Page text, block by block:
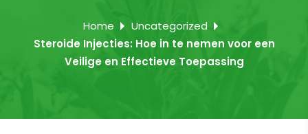
Home
Uncategorized
Steroide Injecties: Hoe in te nemen voor een
Veilige en Effectieve Toepassing